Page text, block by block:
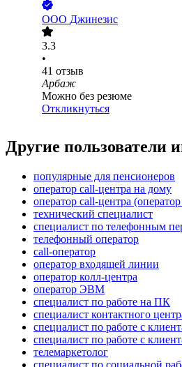
ООО Джинезис
3.3
•
41 отзыв
Арбаж
Можно без резюме
Откликнуться
Другие пользователи
популярные для пенсионеров
оператор call-центра на дому
оператор call-центра
технический специалист
специалист по телефонным
телефонный оператор
call-оператор
оператор входящей линии
оператор колл-центра
оператор ЭВМ
специалист по работе на ПК
специалист контактного
специалист по работе с
специалист по работе с
телемаркетолог